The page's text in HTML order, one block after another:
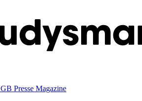
Presse Magazine